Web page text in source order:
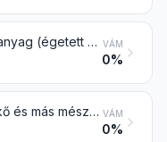
Gipsz; anhidrit; kötőanyag (égetett gipszből vagy kalcium-szulfátból), festve is, kis mennyiségű gyorsító vagy késleltető hozzáadásával is VÁM
0%
Kohómészkő; mészkő és más mésztartalmú kő, mész vagy cement előállításához VÁM
0%